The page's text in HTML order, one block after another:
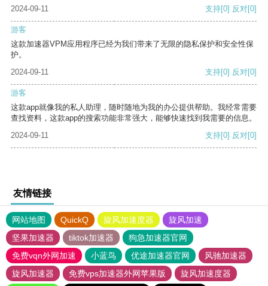
2024-09-11 支持[0] 反对[0]
游客
这款加速器VPM应用程序已经为我们带来了无限的隐私保护和安全性保
护。
2024-09-11
支持[0] 反对[0]
游客
这款app就像我的私人助理，随时随地为我的办公提供帮助。我经常需要
查找资料，这款app的搜索功能非常强大，能够快速找到我需要的信息。
2024-09-11
支持[0] 反对[0]
友情链接
网站地图 QuickQ 旋风加速度器
旋风加速
坚果加速器
tiktok加速器
狗急加速器官网
免费vqn外网加速
小蓝鸟 优途加速器官网
风驰加速器
旋风加速器
免费vps加速器外网苹果版
旋风加速度器